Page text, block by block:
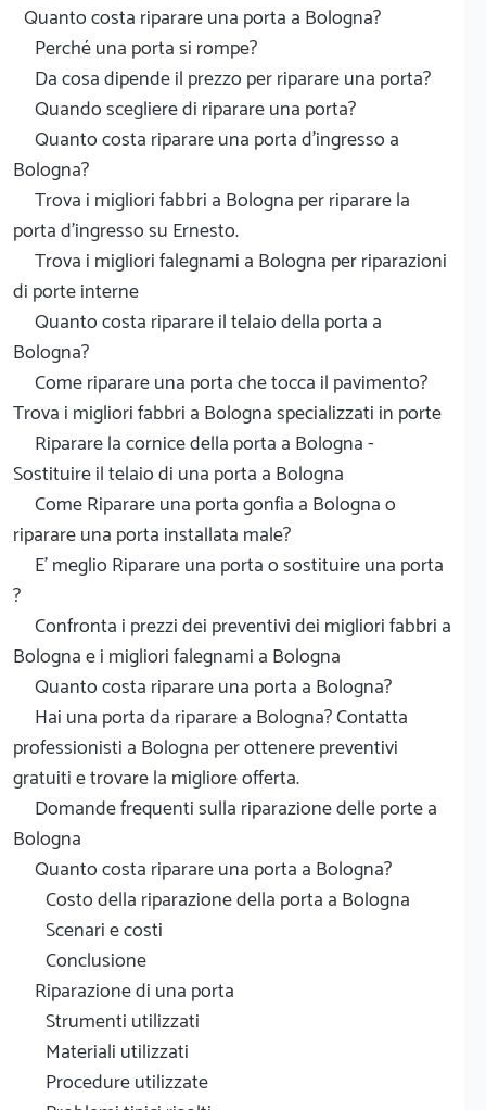
Quanto costa riparare una porta a Bologna?
Perché una porta si rompe?
Da cosa dipende il prezzo per riparare una porta?
Quando scegliere di riparare una porta?
Quanto costa riparare una porta d'ingresso a
Bologna?
Trova i migliori fabbri a Bologna per riparare la
porta d'ingresso su Ernesto.
Trova i migliori falegnami a Bologna per riparazioni
di porte interne
Quanto costa riparare il telaio della porta a
Bologna?
Come riparare una porta che tocca il pavimento?
Trova i migliori fabbri a Bologna specializzati in porte
Riparare la cornice della porta a Bologna -
Sostituire il telaio di una porta a Bologna
Come Riparare una porta gonfia a Bologna o
riparare una porta installata male?
E' meglio Riparare una porta o sostituire una porta
?
Confronta i prezzi dei preventivi dei migliori fabbri a
Bologna e i migliori falegnami a Bologna
Quanto costa riparare una porta a Bologna?
Hai una porta da riparare a Bologna? Contatta
professionisti a Bologna per ottenere preventivi
gratuiti e trovare la migliore offerta.
Domande frequenti sulla riparazione delle porte a
Bologna
Quanto costa riparare una porta a Bologna?
Costo della riparazione della porta a Bologna
Scenari e costi
Conclusione
Riparazione di una porta
Strumenti utilizzati
Materiali utilizzati
Procedure utilizzate